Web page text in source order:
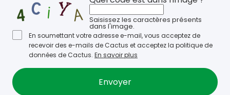
Saisissez les caractères présents
dans l'image.
En soumettant votre adresse e-mail, vous acceptez de
recevoir des e-mails de Cactus et acceptez la politique de
données de Cactus. En savoir plus